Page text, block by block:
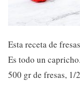
Esta receta de
Es todo un
500 gr de fresas, 1/